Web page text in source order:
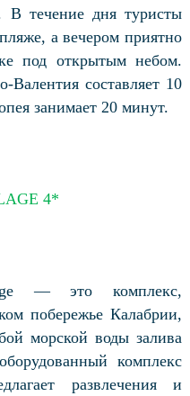
В течение дня туристы
а вечером приятно
под открытым небом.
составляет 10
занимает 20 минут.
4*
— это комплекс,
побережье Калабрии,
морской воды залива
комплекс
развлечения и